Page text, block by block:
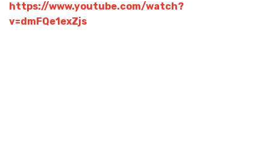
https://www.youtube.com/watch?
v=dmFQe1exZjs